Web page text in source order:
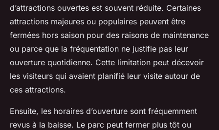
d’attractions ouvertes est souvent réduite. Certaines
attractions majeures ou populaires peuvent être
fermées hors saison pour des raisons de maintenance
ou parce que la fréquentation ne justifie pas leur
ouverture quotidienne. Cette limitation peut décevoir
les visiteurs qui avaient planifié leur visite autour de
ces attractions.
Ensuite, les horaires d’ouverture sont fréquemment
revus à la baisse. Le parc peut fermer plus tôt ou